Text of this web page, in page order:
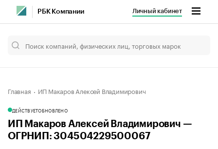
РБК Компании Личный кабинет
Главная ИП Макаров Алексей Владимирович
ДЕЙСТВУЕТОБНОВЛЕНО
ИП Макаров Алексей Владимирович —
ОГРНИП: 304504229500067